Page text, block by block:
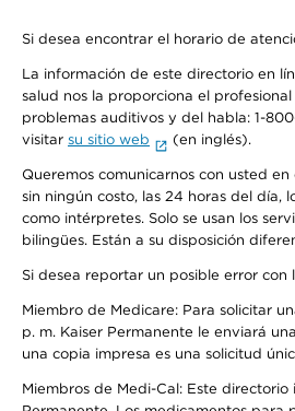
Si desea encontrar el horario de
La información de este directorio en
salud nos la proporciona el
problemas auditivos y del habla: 1-
visitar su sitio web (en inglés).
Queremos comunicarnos con usted
sin ningún costo, las 24 horas del día,
como intérpretes. Solo se usan los
bilingües. Están a su disposición
Si desea reportar un posible error
Miembro de Medicare: Para solicitar
p. m. Kaiser Permanente le enviará
una copia impresa es una solicitud
Miembros de Medi-Cal: Este